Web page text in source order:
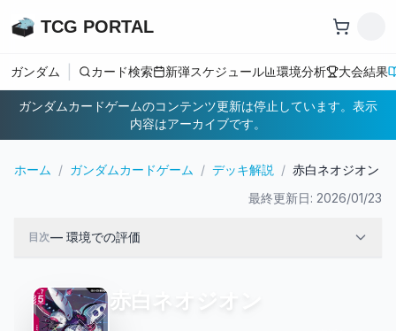
TCG PORTAL
ガンダム カード検索 新弾スケジュール 環境分析 大会結果
ガンダムカードゲームのコンテンツ更新は停止しています。表示
内容はアーカイブです。
ホーム / ガンダムカードゲーム / デッキ解説 / 赤白ネオジオン
最終更新日: 2026/01/23
目次— 環境での評価
赤白ネオジオン